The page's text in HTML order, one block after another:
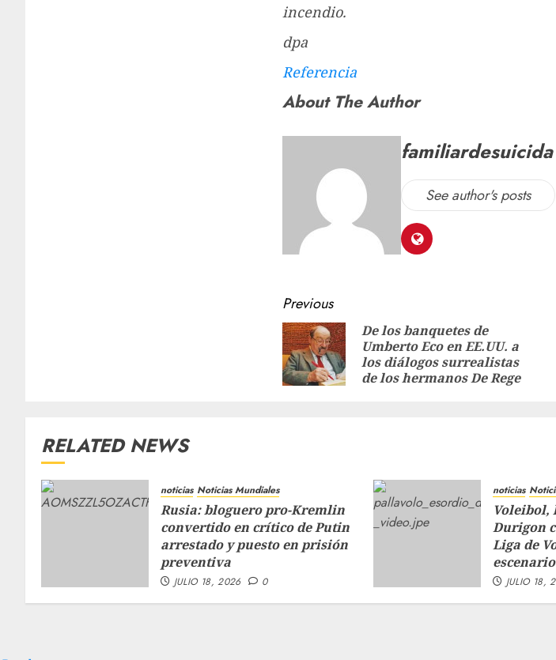
incendio.
dpa
Referencia
About The Author
familiardesuicida
See author's posts
Previous
De los banquetes de
Umberto Eco en EE.UU. a
los diálogos surrealistas
de los hermanos De Rege
RELATED NEWS
noticias Noticias Mundiales
Rusia: bloguero pro-Kremlin
convertido en crítico de Putin
arrestado y puesto en prisión
preventiva
JULIO 18, 2026 0
noticias
Voleibol,
Durigon
Liga de
JULIO 18,